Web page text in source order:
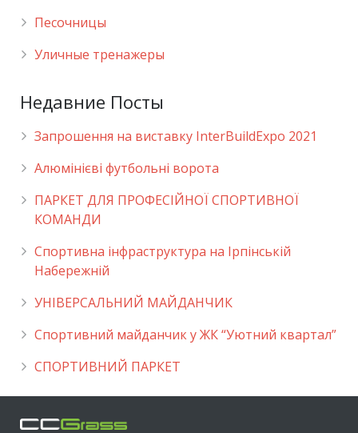
Песочницы
Уличные тренажеры
Недавние Посты
Запрошення на виставку InterBuildExpo 2021
Алюмінієві футбольні ворота
ПАРКЕТ ДЛЯ ПРОФЕСІЙНОЇ СПОРТИВНОЇ
КОМАНДИ
Спортивна інфраструктура на Ірпінській
Набережній
УНІВЕРСАЛЬНИЙ МАЙДАНЧИК
Cпортивний майданчик у ЖК “Уютний квартал”
СПОРТИВНИЙ ПАРКЕТ